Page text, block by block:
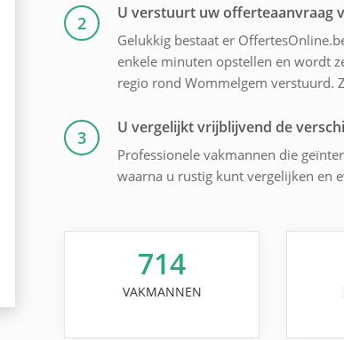
2 U verstuurt uw offerteaanvraag
Gelukkig bestaat er
enkele minuten opstellen en wordt
regio rond Wommelgem verstuurd.
3 U vergelijkt vrijblijvend de
Professionele vakmannen die
waarna u rustig kunt vergelijken en
714
VAKMANNEN